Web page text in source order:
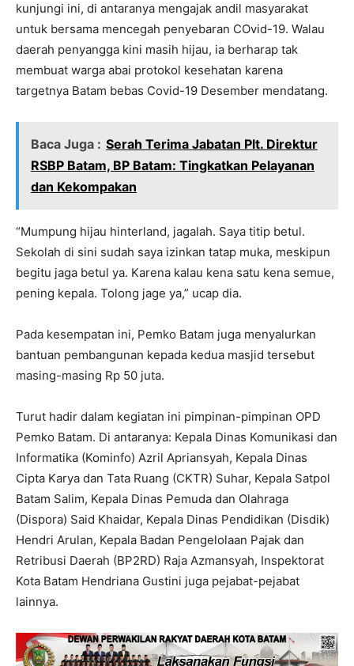
kunjungi ini, di antaranya mengajak andil masyarakat
untuk bersama mencegah penyebaran COvid-19. Walau
daerah penyangga kini masih hijau, ia berharap tak
membuat warga abai protokol kesehatan karena
targetnya Batam bebas Covid-19 Desember mendatang.
Baca Juga : Serah Terima Jabatan Plt. Direktur
RSBP Batam, BP Batam: Tingkatkan Pelayanan
dan Kekompakan
“Mumpung hijau hinterland, jagalah. Saya titip betul.
Sekolah di sini sudah saya izinkan tatap muka, meskipun
begitu jaga betul ya. Karena kalau kena satu kena semue,
pening kepala. Tolong jage ya,” ucap dia.
Pada kesempatan ini, Pemko Batam juga menyalurkan
bantuan pembangunan kepada kedua masjid tersebut
masing-masing Rp 50 juta.
Turut hadir dalam kegiatan ini pimpinan-pimpinan OPD
Pemko Batam. Di antaranya: Kepala Dinas Komunikasi dan
Informatika (Kominfo) Azril Apriansyah, Kepala Dinas
Cipta Karya dan Tata Ruang (CKTR) Suhar, Kepala Satpol
Batam Salim, Kepala Dinas Pemuda dan Olahraga
(Dispora) Said Khaidar, Kepala Dinas Pendidikan (Disdik)
Hendri Arulan, Kepala Badan Pengelolaan Pajak dan
Retribusi Daerah (BP2RD) Raja Azmansyah, Inspektorat
Kota Batam Hendriana Gustini juga pejabat-pejabat
lainnya.